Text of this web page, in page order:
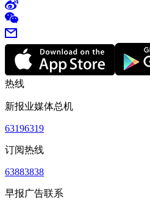
热线
新报业媒体总机
63196319
订阅热线
63883838
早报广告联系